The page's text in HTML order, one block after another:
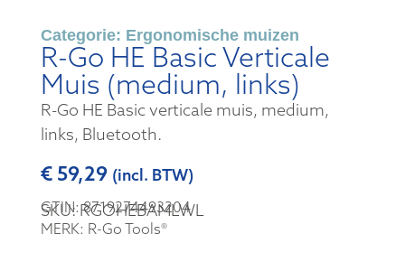
Categorie: Ergonomische muizen
R-Go HE Basic Verticale
Muis (medium, links)
R-Go HE Basic verticale muis, medium,
links, Bluetooth.
€59,29 (incl. BTW)
SKU: RGOHEBAMLWL
GTIN: 8719274493204
MERK: R-Go Tools®